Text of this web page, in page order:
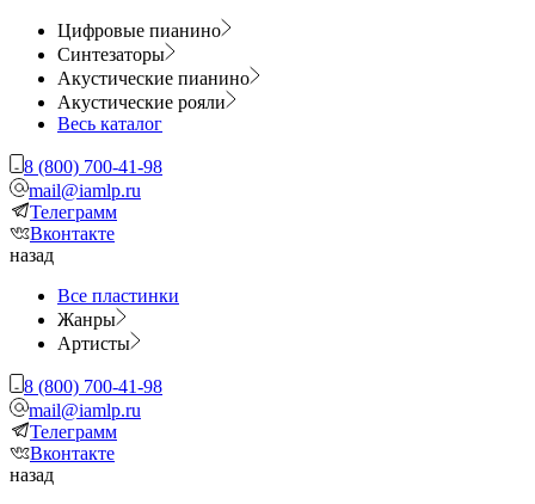
Цифровые пианино
Синтезаторы
Акустические пианино
Акустические рояли
Весь каталог
8 (800) 700-41-98
mail@iamlp.ru
Телеграмм
Вконтакте
назад
Все пластинки
Жанры
Артисты
8 (800) 700-41-98
mail@iamlp.ru
Телеграмм
Вконтакте
назад